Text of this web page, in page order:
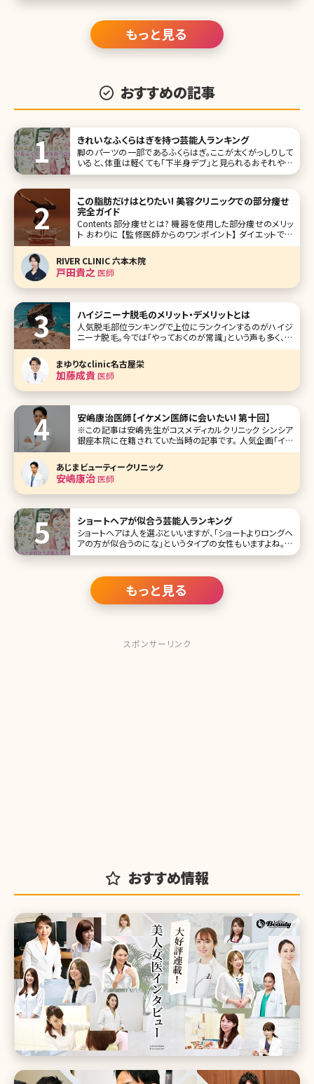
もっと見る
おすすめの記事
きれいなふくらはぎを持つ芸能人ランキング
脚のパーツの一部であるふくらはぎ。ここが太くがっしりして
いると、体重は軽くても「下半身デブ」と見られるおそれや全
体のバランスがなんとなく悪くなってしまいます。その他に
しく細いだけでは
この脂肪だけはとりたい! 美容クリニックでの部分痩せ
完全ガイド
Contents 部分痩せとは? 機器を使用した部分痩せのメリッ
ト おわりに 【監修医師からのワンポイント】 ダイエットでは
なかなか落ちない脂肪を減らすのに少し医療の力を借りて
みるのはどうでしょうか?ただし脂肪を減らすといっても様々
な方法があります。一般的には施術効果の高いもの
RIVER CLINIC 六本木院
戸田貴之医師
ハイジニーナ脱毛のメリット・デメリットとは
人気脱毛部位ランキングで上位にランクインするのがハイジ
ニーナ脱毛。今では「やっておくのが常識」という声も多く、ハ
イジニーナ脱毛に興味を持つ人が増えているといいます。 こ
こでは、ハイジニーナ脱毛についてよく知らないという人のた
めに、ハイジニーナ脱毛の基本情報のほか、やっておくことの
メリット、どこで受
まゆりなclinic名古屋栄
加藤成貴医師
安嶋康治医師【イケメン医師に会いたい! 第十回】
※この記事は安嶋先生がコスメディカルクリニック シンシア
銀座本院に在籍されていた当時の記事です。 人気企画「イケ
メン医師に会いたい!」第十回は美容医療の激戦区、東京・銀
座に本院を構えるコスメディカルクリニック シンシアの安嶋
康治（あじま やすはる）先生です。 形成外科で長年経験を積
み、総合
あじまビューティークリニック
安嶋康治医師
ショートヘアが似合う芸能人ランキング
ショートヘアは人を選ぶといいますが、「ショートよりロングヘ
アの方が似合うのにな」というタイプの女性もいますよね。一
般では目鼻立ちのはっきりした人がショートやベリーショート
てしまう人もいますが、今回は特にショートヘアが似合う芸
能人をランキングにして
もっと見る
スポンサーリンク
おすすめ情報